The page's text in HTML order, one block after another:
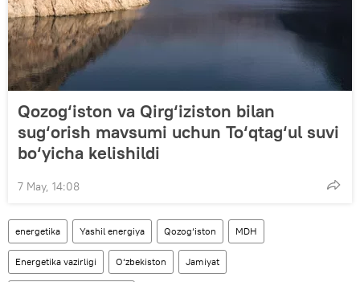
Qozog‘iston va Qirg‘iziston bilan
sug‘orish mavsumi uchun To‘qtag‘ul suvi
bo‘yicha kelishildi
7 May, 14:08
energetika Yashil energiya Qozog‘iston MDH
Energetika vazirligi O‘zbekiston Jamiyat